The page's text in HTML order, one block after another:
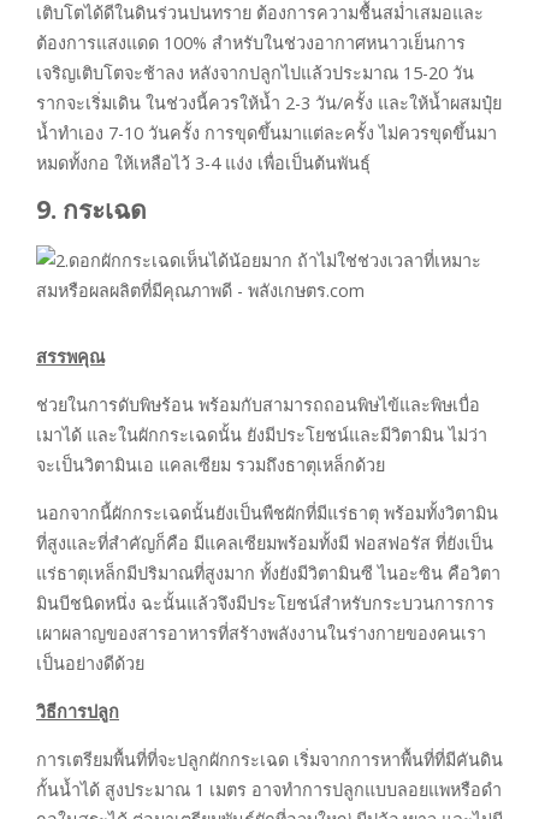
เติบโตได้ดีในดินร่วนปนทราย ต้องการความชื้นสม่ำเสมอและ
ต้องการแสงแดด 100% สำหรับในช่วงอากาศหนาวเย็นการ
เจริญเติบโตจะช้าลง หลังจากปลูกไปแล้วประมาณ 15-20 วัน
รากจะเริ่มเดิน ในช่วงนี้ควรให้น้ำ 2-3 วัน/ครั้ง และให้น้ำผสมปุ๋ย
น้ำทำเอง 7-10 วันครั้ง การขุดขึ้นมาแต่ละครั้ง ไม่ควรขุดขึ้นมา
หมดทั้งกอ ให้เหลือไว้ 3-4 แง่ง เพื่อเป็นต้นพันธุ์
9. กระเฉด
สรรพคุณ
ช่วยในการดับพิษร้อน พร้อมกับสามารถถอนพิษไข้และพิษเบื่อ
เมาได้ และในผักกระเฉดนั้น ยังมีประโยชน์และมีวิตามิน ไม่ว่า
จะเป็นวิตามินเอ แคลเซียม รวมถึงธาตุเหล็กด้วย
นอกจากนี้ผักกระเฉดนั้นยังเป็นพืชผักที่มีแร่ธาตุ พร้อมทั้งวิตามิน
ที่สูงและที่สำคัญก็คือ มีแคลเซียมพร้อมทั้งมี ฟอสฟอรัส ที่ยังเป็น
แร่ธาตุเหล็กมีปริมาณที่สูงมาก ทั้งยังมีวิตามินซี ไนอะซิน คือวิตา
มินบีชนิดหนึ่ง ฉะนั้นแล้วจึงมีประโยชน์สำหรับกระบวนการการ
เผาผลาญของสารอาหารที่สร้างพลังงานในร่างกายของคนเรา
เป็นอย่างดีด้วย
วิธีการปลูก
การเตรียมพื้นที่ที่จะปลูกผักกระเฉด เริ่มจากการหาพื้นที่ที่มีคันดิน
กั้นน้ำได้ สูงประมาณ 1 เมตร อาจทำการปลูกแบบลอยแพหรือดำ